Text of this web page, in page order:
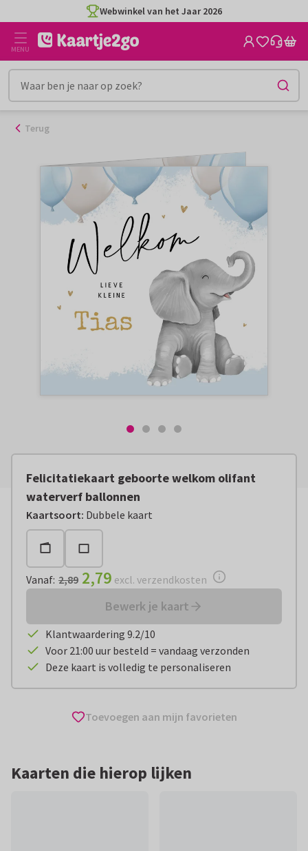
naar
inhoud
Webwinkel van het Jaar 2026
MENU
Terug
Felicitatiekaart geboorte welkom olifant
waterverf ballonnen
Kaartsoort: Dubbele kaart
Vanaf:€ 2,79 excl. verzendkosten
Vanaf: 2,89 2,79 excl. verzendkosten
Bewerk je kaart
Klantwaardering 9.2/10
Voor 21:00 uur besteld = vandaag verzonden
Deze kaart is volledig te personaliseren
Toevoegen aan mijn favorieten
Kaarten die hierop lijken